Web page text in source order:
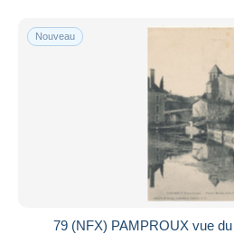
Nouveau
79 (NFX) PAMPROUX vue